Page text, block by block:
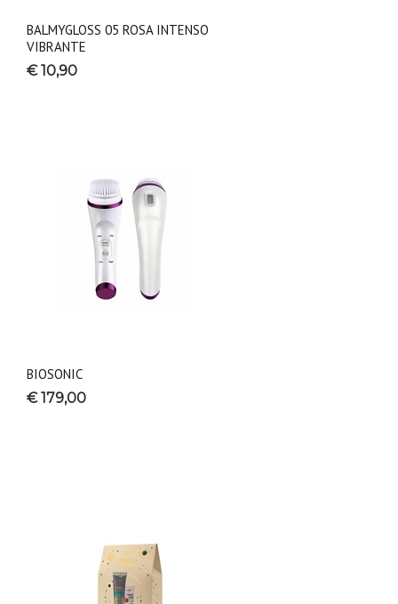
BALMYGLOSS 05 ROSA INTENSO
VIBRANTE
€ 10,90
BIOSONIC
€ 179,00